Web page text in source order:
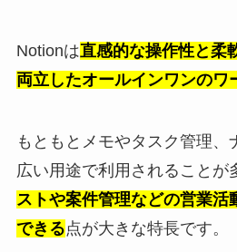
Notionは直感的な操作性と柔
両立したオールインワンのワ
もともとメモやタスク管理、
広い用途で利用されることが
ストや案件管理などの営業活
できる点が大きな特長です。